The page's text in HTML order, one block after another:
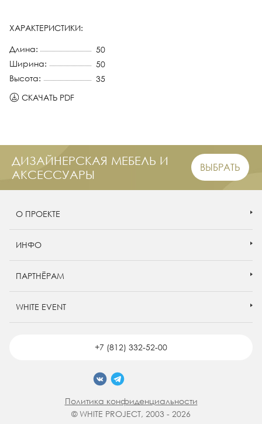
ХАРАКТЕРИСТИКИ:
Длина:
50
Ширина:
50
Высота:
35
СКАЧАТЬ PDF
ДИЗАЙНЕРСКАЯ МЕБЕЛЬ И
АКСЕССУАРЫ
ВЫБРАТЬ
О ПРОЕКТЕ
ИНФО
ПАРТНЁРАМ
WHITE EVENT
+7 (812) 332-52-00
Политика конфиденциальности
© WHITE PROJECT, 2003 - 2026